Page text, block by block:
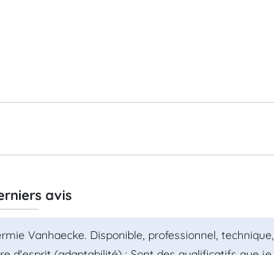
avis
Vanhaecke. Disponible, professionnel, technique,